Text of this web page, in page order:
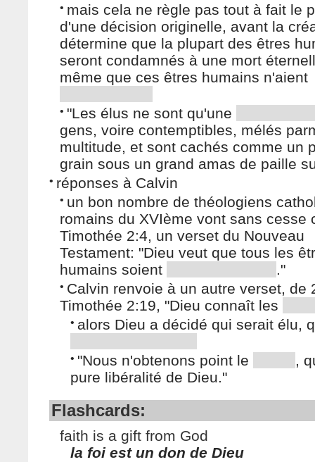
• mais cela ne règle pas tout à fait le
d'une décision originelle, avant la
détermine que la plupart des êtres
seront condamnés à une mort
même que ces êtres humains n'aient
• "Les élus ne sont qu'une
gens, voire contemptibles, mélés
multitude, et sont cachés comme un
grain sous un grand amas de paille
• réponses à Calvin
• un bon nombre de théologiens
romains du XVIème vont sans cesse
Timothée 2:4, un verset du Nouveau
Testament: "Dieu veut que tous les
humains soient
."
• Calvin renvoie à un autre verset, de
Timothée 2:19, "Dieu connaît les
• alors Dieu a décidé qui serait élu,
• "Nous n'obtenons point le
,
pure libéralité de Dieu."
Flashcards:
faith is a gift from God
la foi est un don de Dieu